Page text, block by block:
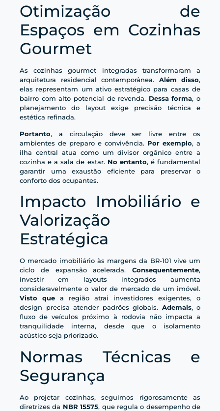
Otimização de
Espaços em Cozinhas
Gourmet
As cozinhas gourmet integradas transformaram a
arquitetura residencial contemporânea. Além disso,
elas representam um ativo estratégico para casas de
bairro com alto potencial de revenda. Dessa forma, o
planejamento do layout exige precisão técnica e
estética refinada.
Portanto, a circulação deve ser livre entre os
ambientes de preparo e convivência. Por exemplo, a
ilha central atua como um divisor orgânico entre a
cozinha e a sala de estar. No entanto, é fundamental
garantir uma exaustão eficiente para preservar o
conforto dos ocupantes.
Impacto Imobiliário e
Valorização
Estratégica
O mercado imobiliário às margens da BR-101 vive um
ciclo de expansão acelerada. Consequentemente,
investir em layouts integrados aumenta
consideravelmente o valor de mercado de um imóvel.
Visto que a região atrai investidores exigentes, o
design precisa atender padrões globais. Ademais, o
fluxo de veículos próximo à rodovia não impacta a
tranquilidade interna, desde que o isolamento
acústico seja priorizado.
Normas Técnicas e
Segurança
Ao projetar cozinhas, seguimos rigorosamente as
diretrizes da NBR 15575, que regula o desempenho de